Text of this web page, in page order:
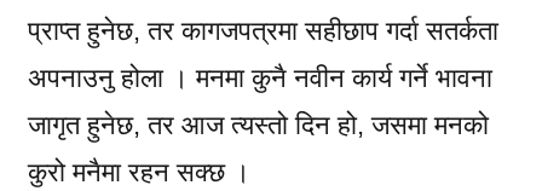
प्राप्त हुनेछ, तर कागजपत्रमा सहीछाप गर्दा सतर्कता
अपनाउनु होला । मनमा कुनै नवीन कार्य गर्ने भावना
जागृत हुनेछ, तर आज त्यस्तो दिन हो, जसमा मनको
कुरो मनैमा रहन सक्छ ।